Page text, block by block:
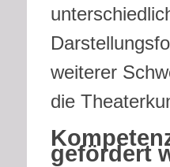
weiterer
die
gefördert